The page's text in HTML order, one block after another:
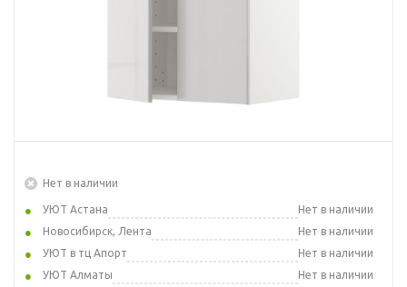
Нет в наличии
УЮТ Астана
Нет в наличии
Новосибирск, Лента
Нет в наличии
УЮТ в тц Апорт
Нет в наличии
УЮТ Алматы
Нет в наличии